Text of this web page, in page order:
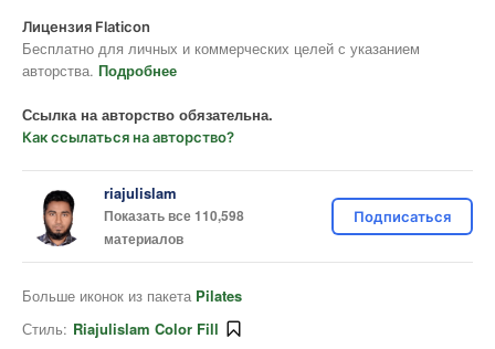
Лицензия Flaticon
Бесплатно для личных и коммерческих целей с указанием
авторства. Подробнее
Ссылка на авторство обязательна.
Как ссылаться на авторство?
riajulislam
Показать все 110,598
материалов
Подписаться
Больше иконок из пакета Pilates
Стиль: Riajulislam Color Fill